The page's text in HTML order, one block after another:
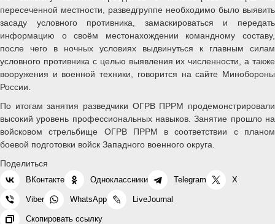
пересеченной местности, разведгруппе необходимо было выявить
засаду условного противника, замаскироваться и передать
информацию о своём местонахождении командному составу,
после чего в ночных условиях выдвинуться к главным силам
условного противника с целью выявления их численности, а также
вооружения и военной техники, говорится на сайте Минобороны
России.
По итогам занятия разведчики ОГРВ ПРРМ продемонстрировали
высокий уровень профессиональных навыков. Занятие прошло на
войсковом стрельбище ОГРВ ПРРМ в соответствии с планом
боевой подготовки войск Западного военного округа.
Поделиться
ВКонтакте Одноклассники Telegram X
Viber WhatsApp LiveJournal
Скопировать ссылку